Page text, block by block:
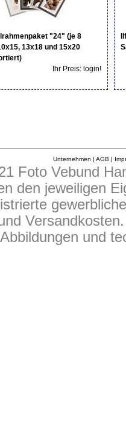
"24" (je 8
13x18 und 15x20
Ihr Preis: login!
Unternehmen | AGB |
Foto Vebund
den jeweiligen
und